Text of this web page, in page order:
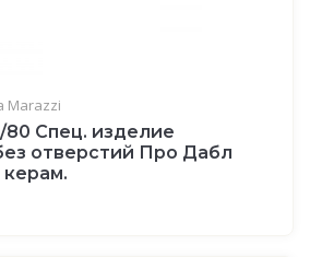
Marazzi
80 Спец. изделие
отверстий Про Дабл